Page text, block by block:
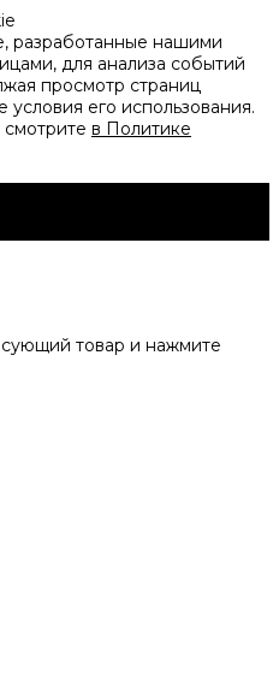
разработанные нашими
для анализа событий
просмотр страниц
его использования.
в Политике
товар и нажмите